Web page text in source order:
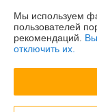
163 отзывов
Покупатель
Сделка
Мы используем
пользователей
рекомендаций.
отключить их.